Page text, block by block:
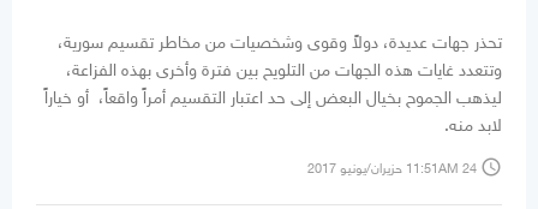
تحذر جهات عديدة، دولاً وقوى وشخصيات من مخاطر تقسيم سورية،
وتتعدد غايات هذه الجهات من التلويح بين فترة وأخرى بهذه الفزاعة،
ليذهب الجموح بخيال البعض إلى حد اعتبار التقسيم أمراً واقعاً، أو خياراً
لابد منه.
access_time 11:51AM 24 حزيران/يونيو 2017